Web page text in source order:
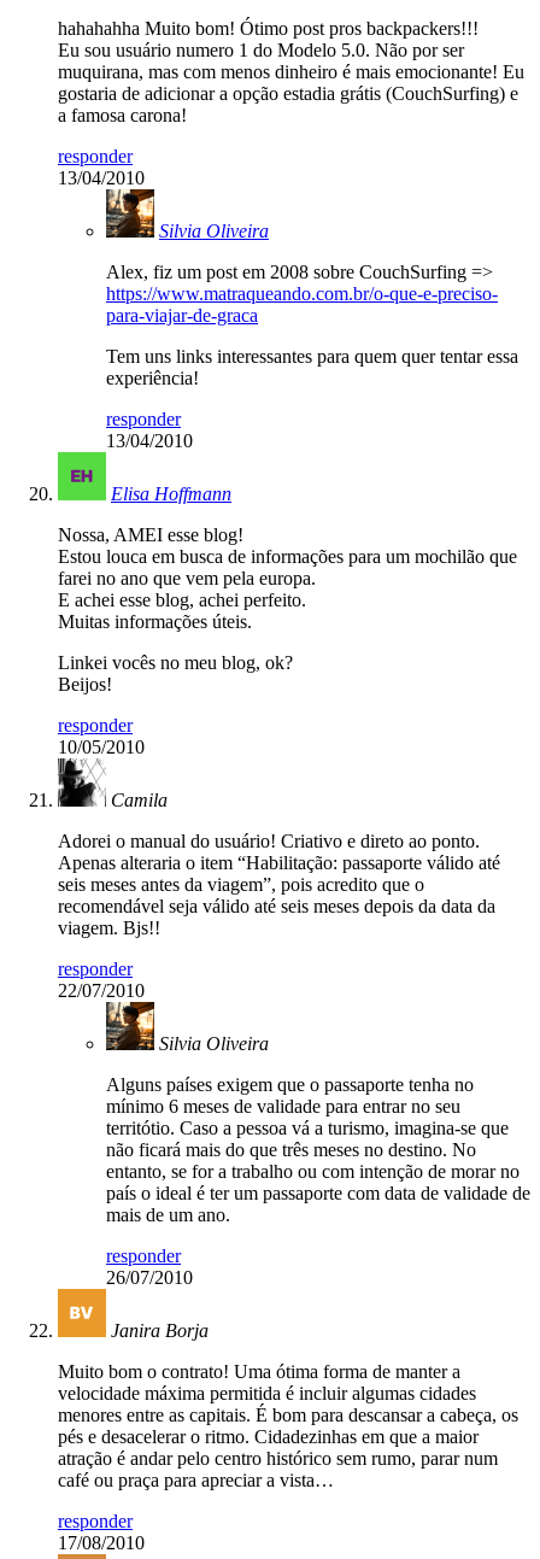
hahahahha Muito bom! Ótimo post pros backpackers!!!
Eu sou usuário numero 1 do Modelo 5.0. Não por ser
muquirana, mas com menos dinheiro é mais emocionante! Eu
gostaria de adicionar a opção estadia grátis (CouchSurfing) e
a famosa carona!
responder
13/04/2010
Silvia Oliveira
Alex, fiz um post em 2008 sobre CouchSurfing =>
https://www.matraqueando.com.br/o-que-e-preciso-
para-viajar-de-graca
Tem uns links interessantes para quem quer tentar essa
experiência!
responder
13/04/2010
Elisa Hoffmann
Nossa, AMEI esse blog!
Estou louca em busca de informações para um mochilão que
farei no ano que vem pela europa.
E achei esse blog, achei perfeito.
Muitas informações úteis.
Linkei vocês no meu blog, ok?
Beijos!
responder
10/05/2010
Camila
Adorei o manual do usuário! Criativo e direto ao ponto.
Apenas alteraria o item “Habilitação: passaporte válido até
seis meses antes da viagem”, pois acredito que o
recomendável seja válido até seis meses depois da data da
viagem. Bjs!!
responder
22/07/2010
Silvia Oliveira
Alguns países exigem que o passaporte tenha no
mínimo 6 meses de validade para entrar no seu
territótio. Caso a pessoa vá a turismo, imagina-se que
não ficará mais do que três meses no destino. No
entanto, se for a trabalho ou com intenção de morar no
país o ideal é ter um passaporte com data de validade de
mais de um ano.
responder
26/07/2010
Janira Borja
Muito bom o contrato! Uma ótima forma de manter a
velocidade máxima permitida é incluir algumas cidades
menores entre as capitais. É bom para descansar a cabeça, os
pés e desacelerar o ritmo. Cidadezinhas em que a maior
atração é andar pelo centro histórico sem rumo, parar num
café ou praça para apreciar a vista…
responder
17/08/2010